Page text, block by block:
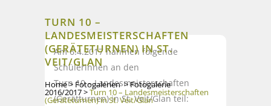
TURN 10 –
LANDESMEISTERSCHAFTEN
(GERÄTETURNEN) IN ST.
VEIT/GLAN
Home> Fotogalerien>Fotogalerie
2016/2017>Turn 10 – Landesmeisterschaften
(Geräteturnen) in St. Veit/Glan
Am 6.4.2017 nahmen folgende
Schülerinnen an den
Turn 10 – Landesmeisterschaften
(Gerätturnen) in St. Veit/Glan teil: